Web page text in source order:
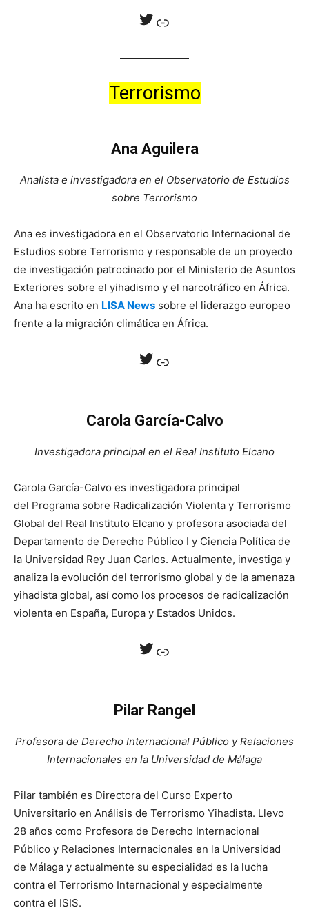
Twitter
Enlace
Terrorismo
Ana Aguilera
Analista e investigadora en el Observatorio de Estudios
sobre Terrorismo
Ana es investigadora en el Observatorio Internacional de
Estudios sobre Terrorismo y responsable de un proyecto
de investigación patrocinado por el Ministerio de Asuntos
Exteriores sobre el yihadismo y el narcotráfico en África.
Ana ha escrito en LISA News sobre el liderazgo europeo
frente a la migración climática en África.
Twitter
Enlace
Carola García-Calvo
Investigadora principal en el Real Instituto Elcano
Carola García-Calvo es investigadora principal
del Programa sobre Radicalización Violenta y Terrorismo
Global del Real Instituto Elcano y profesora asociada del
Departamento de Derecho Público I y Ciencia Política de
la Universidad Rey Juan Carlos. Actualmente, investiga y
analiza la evolución del terrorismo global y de la amenaza
yihadista global, así como los procesos de radicalización
violenta en España, Europa y Estados Unidos.
Twitter
Enlace
Pilar Rangel
Profesora de Derecho Internacional Público y Relaciones
Internacionales en la Universidad de Málaga
Pilar también es Directora del Curso Experto
Universitario en Análisis de Terrorismo Yihadista. Llevo
28 años como Profesora de Derecho Internacional
Público y Relaciones Internacionales en la Universidad
de Málaga y actualmente su especialidad es la lucha
contra el Terrorismo Internacional y especialmente
contra el ISIS.